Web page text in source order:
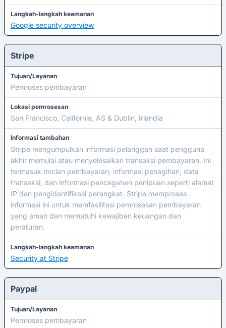
Langkah-langkah keamanan
Google security overview
Stripe
Tujuan/Layanan
Pemroses pembayaran
Lokasi pemrosesan
San Francisco, California, AS & Dublin, Irlandia
Informasi tambahan
Stripe mengumpulkan informasi pelanggan saat pengguna
akhir memulai atau menyelesaikan transaksi pembayaran. Ini
termasuk rincian pembayaran, informasi penagihan, data
transaksi, dan informasi pencegahan penipuan seperti alamat
IP dan pengidentifikasi perangkat. Stripe memproses
informasi ini untuk memfasilitasi pemrosesan pembayaran
yang aman dan mematuhi kewajiban keuangan dan
peraturan.
Langkah-langkah keamanan
Security at Stripe
Paypal
Tujuan/Layanan
Pemroses pembayaran